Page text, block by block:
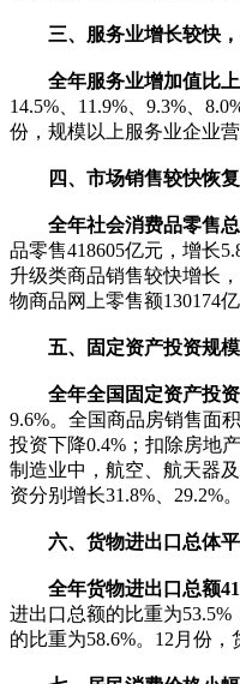
三、服务业增长较快
全年服务业增加值比上
14.5%、11.9%、9.3%、
份，规模以上服务业企业
四、市场销售较快恢
全年社会消费品零售
品零售418605亿元，增长
升级类商品销售较快增长
物商品网上零售额130174
五、固定资产投资规
全年全国固定资产投
9.6%。全国商品房销售面
投资下降0.4%；扣除房地
制造业中，航空、航天器
资分别增长31.8%、29.2%
六、货物进出口总体
全年货物进出口总额
进出口总额的比重为
的比重为58.6%。12月份，